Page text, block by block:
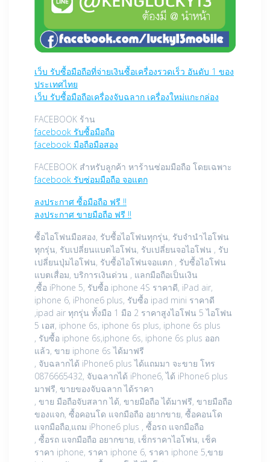
เว็บ รับซื้อมือถือที่จ่ายเงินซื้อเครื่องรวดเร็ว อันดับ 1 ของ
ประเทศไทย
เว็บ รับซื้อมือถือเครื่องจับฉลาก เครื่องใหม่แกะกล่อง
FACEBOOK ร้าน
facebook รับซื้อมือถือ
facebook มือถือมือสอง
FACEBOOK สำหรับลูกค้า หาร้านซ่อมมือถือ โดยเฉพาะ
facebook รับซ่อมมือถือ จอแตก
ลงประกาศ ซื้อมือถือ ฟรี !!
ลงประกาศ ขายมือถือ ฟรี !!
ซื้อไอโฟนมือสอง, รับซื้อไอโฟนทุกรุ่น, รับจำนำไอโฟน
ทุกรุ่น, รับเปลี่ยนแบตไอโฟน, รับเปลี่ยนจอไอโฟน , รับ
เปลี่ยนปุ่มไอโฟน, รับซื้อไอโฟนจอแตก , รับซื้อไอโฟน
แบตเสื่อม, บริการเงินด่วน , แลกมือถือเป็นเงิน
,ซื้อ iPhone 5, รับซื้อ iphone 4S ราคาดี, iPad air,
iphone 6, iPhone6 plus, รับซื้อ ipad mini ราคาดี
,ipad air ทุกรุ่น ทั้งมือ 1 มือ 2 ราคาสูงไอโฟน 5 ไอโฟน
5 เอส, iphone 6s, iphone 6s plus, iphone 6s plus
, รับซื้อ iphone 6s,iphone 6s, iphone 6s plus ออก
แล้ว, ขาย iphone 6s ได้มาฟรี
, จับฉลากได้ iPhone6 plus ได้แถมมา จะขาย โทร
0876665432, จับฉลากได้ iPhone6, ได้ iPhone6 plus
มาฟรี, ขายของจับฉลาก ได้ราคา
, ขาย มือถือจับสลาก ได้, ขายมือถือ ได้มาฟรี, ขายมือถือ
ของแจก, ซื้อคอนโด แจกมือถือ อยากขาย, ซื้อคอนโด
แจกมือถือ,แถม iPhone6 plus , ซื้อรถ แจกมือถือ
, ซื้อรถ แจกมือถือ อยากขาย, เช็กราคาไอโฟน, เช็ค
ราคา iphone, ราคา iphone 6, ราคา iphone 5,ขาย